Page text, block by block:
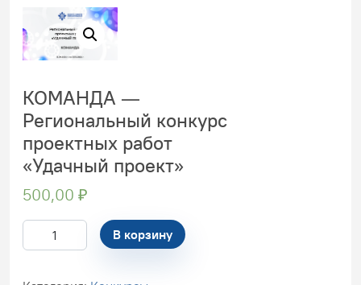
КОМАНДА —
Региональный конкурс
проектных работ
«Удачный проект»
500,00 ₽
Количество
товара
В корзину